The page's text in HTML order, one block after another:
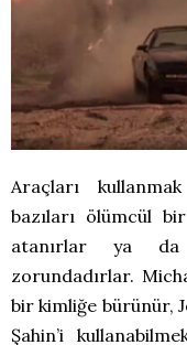
Araçları
bazıları ölümcül
atanırlar ya da
zorundadırlar.
bir kimliğe bürünür,
Şahin’i